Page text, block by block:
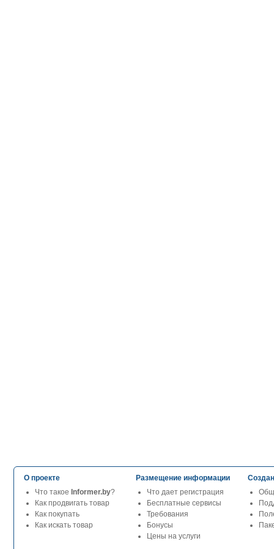
О проекте
Что такое Informer.by?
Как продвигать товар
Как покупать
Как искать товар
Размещение информации
Что дает регистрация
Бесплатные сервисы
Требования
Бонусы
Цены на услуги